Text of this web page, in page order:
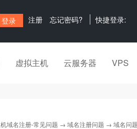
注册 忘记密码? 快捷登录:
虚拟主机 云服务器 VPS
域名注册-常见问题 → 域名注册问题 → 域名问题